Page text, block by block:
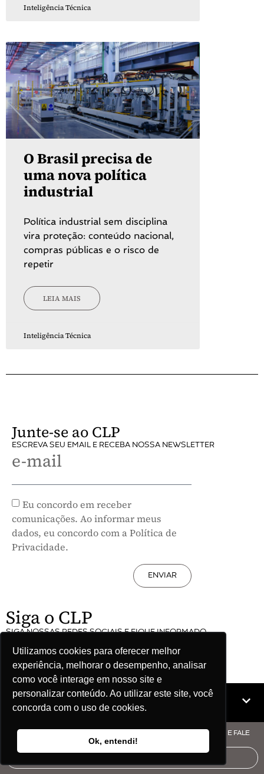
Utilizamos cookies para oferecer melhor
experiência, melhorar o desempenho, analisar
como você interage em nosso site e
personalizar conteúdo. Ao utilizar este site, você
concorda com o uso de cookies.
Ok, entendi!
Inteligência Técnica
O Brasil precisa de
uma nova política
industrial
Política industrial sem disciplina
vira proteção: conteúdo nacional,
compras públicas e o risco de
repetir
LEIA MAIS
Inteligência Técnica
Junte-se ao CLP
ESCREVA SEU EMAIL E RECEBA NOSSA NEWSLETTER
e-mail
Eu concordo em receber
comunicações. Ao informar meus
dados, eu concordo com a Política de
Privacidade.
ENVIAR
Siga o CLP
SIGA NOSSAS REDES SOCIAIS E FIQUE INFORMADO
Mapa do site
© COPYRIGHT CLP - CNPJ: 09.512.143/0001-57 - CLIQUE AQUI E FALE
COM O CLP